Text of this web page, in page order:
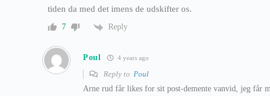
tiden da med det imens de udskifter os.
7 Reply
Poul 4 years ago
Reply to Poul
Arne rud får likes for sit post-demente vanvid, jeg får